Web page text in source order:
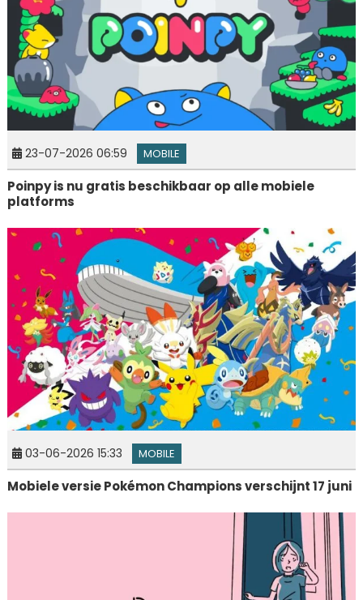
23-07-2026 06:59 MOBILE
Poinpy is nu gratis beschikbaar op alle mobiele
platforms
03-06-2026 15:33 MOBILE
Mobiele versie Pokémon Champions verschijnt 17 juni